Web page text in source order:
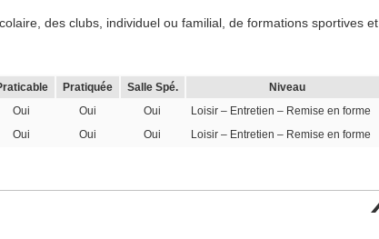
des clubs, individuel ou familial, de formations sportives et
Pratiquée Salle Spé.
Niveau
Oui Oui Oui
Loisir – Entretien – Remise en forme
Oui Oui Oui Loisir – Entretien – Remise en forme